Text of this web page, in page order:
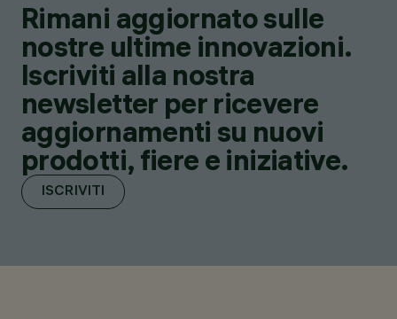
Rimani aggiornato sulle
nostre ultime innovazioni.
Iscriviti alla nostra
newsletter per ricevere
aggiornamenti su nuovi
prodotti, fiere e iniziative.
ISCRIVITI